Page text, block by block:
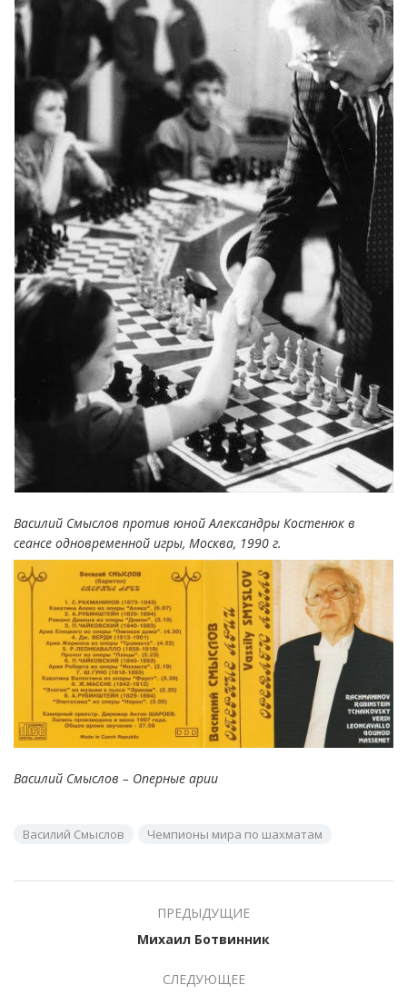
Василий Смыслов против юной Александры Костенюк в
сеансе одновременной игры, Москва, 1990 г.
Василий Смыслов – Оперные арии
Василий Смыслов Чемпионы мира по шахматам
ПРЕДЫДУЩИЕ
Михаил Ботвинник
СЛЕДУЮЩЕЕ